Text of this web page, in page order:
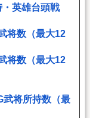
英雄台頭戦
将数（最大12
将数（最大12
武将所持数（最